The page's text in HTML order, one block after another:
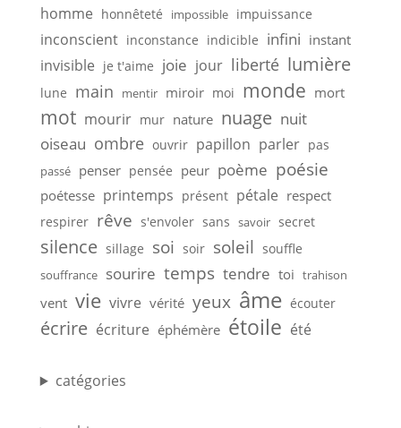
homme honnêteté impossible impuissance
inconscient inconstance indicible infini instant
invisible je t'aime joie jour liberté lumière
lune main mentir miroir moi monde mort
mot mourir mur nature nuage nuit
oiseau ombre ouvrir papillon parler pas
passé penser pensée peur poème poésie
poétesse printemps présent pétale respect
respirer rêve s'envoler sans savoir secret
silence sillage soi soir soleil souffle
souffrance sourire temps tendre toi trahison
vent vie vivre vérité yeux âme écouter
écrire écriture éphémère étoile été
catégories